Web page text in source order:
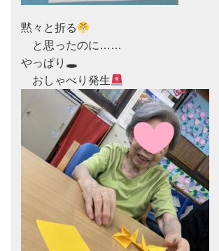
黙々と折る
と思ったのに……
やっぱり🕳
おしゃべり発生